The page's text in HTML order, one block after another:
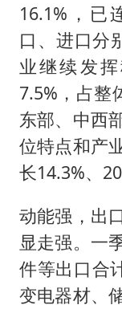
16.1%，已
口、进口分
业继续发
7.5%，占整
东部、中西
位特点和产
长14.3%、
动能强，出
显走强。一
件等出口合
变电器材、